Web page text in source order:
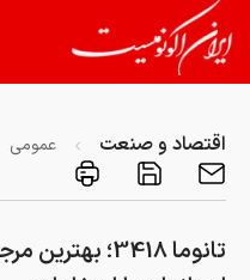
اقتصاد و صنعت عمومی
تانوما 3418؛